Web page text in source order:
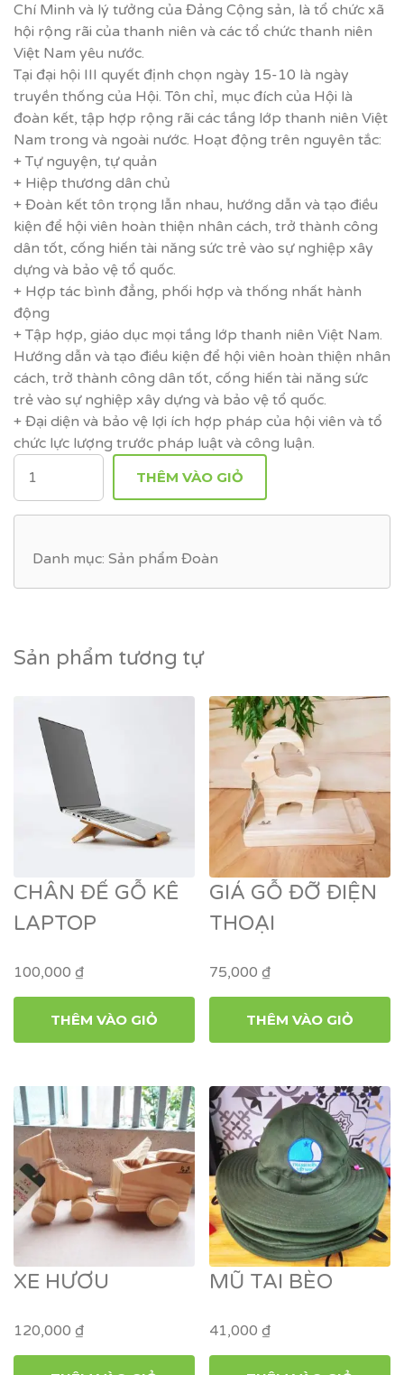
Chí Minh và lý tưởng của Đảng Cộng sản, là tổ chức xã
hội rộng rãi của thanh niên và các tổ chức thanh niên
Việt Nam yêu nước.
Tại đại hội III quyết định chọn ngày 15-10 là ngày
truyền thống của Hội. Tôn chỉ, mục đích của Hội là
đoàn kết, tập hợp rộng rãi các tầng lớp thanh niên Việt
Nam trong và ngoài nước. Hoạt động trên nguyên tắc:
+ Tự nguyện, tự quản
+ Hiệp thương dân chủ
+ Đoàn kết tôn trọng lẫn nhau, hướng dẫn và tạo điều
kiện để hội viên hoàn thiện nhân cách, trở thành công
dân tốt, cống hiến tài năng sức trẻ vào sự nghiệp xây
dựng và bảo vệ tổ quốc.
+ Hợp tác bình đẳng, phối hợp và thống nhất hành
động
+ Tập hợp, giáo dục mọi tầng lớp thanh niên Việt Nam.
Hướng dẫn và tạo điều kiện để hội viên hoàn thiện nhân
cách, trở thành công dân tốt, cống hiến tài năng sức
trẻ vào sự nghiệp xây dựng và bảo vệ tổ quốc.
+ Đại diện và bảo vệ lợi ích hợp pháp của hội viên và tổ
chức lực lượng trước pháp luật và công luận.
SỐ
LƯỢNG
THÊM VÀO GIỎ
Danh mục: Sản phẩm Đoàn
Sản phẩm tương tự
CHÂN ĐẾ GỖ KÊ
LAPTOP
100,000 ₫
THÊM VÀO GIỎ
GIÁ GỖ ĐỠ ĐIỆN
THOẠI
75,000₫
THÊM VÀO GIỎ
XE HƯƠU
120,000 ₫
MŨ TAI BÈO
41,000₫